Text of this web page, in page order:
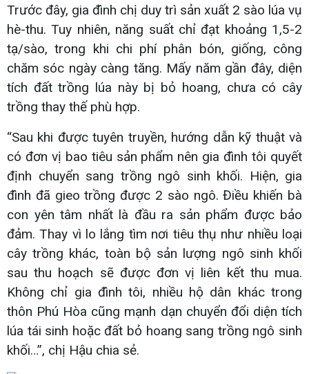
Trước đây, gia đình chị duy trì sản xuất 2 sào lúa vụ
hè-thu. Tuy nhiên, năng suất chỉ đạt khoảng 1,5-2
tạ/sào, trong khi chi phí phân bón, giống, công
chăm sóc ngày càng tăng. Mấy năm gần đây, diện
tích đất trồng lúa này bị bỏ hoang, chưa có cây
trồng thay thế phù hợp.
“Sau khi được tuyên truyền, hướng dẫn kỹ thuật và
có đơn vị bao tiêu sản phẩm nên gia đình tôi quyết
định chuyển sang trồng ngô sinh khối. Hiện, gia
đình đã gieo trồng được 2 sào ngô. Điều khiến bà
con yên tâm nhất là đầu ra sản phẩm được bảo
đảm. Thay vì lo lắng tìm nơi tiêu thụ như nhiều loại
cây trồng khác, toàn bộ sản lượng ngô sinh khối
sau thu hoạch sẽ được đơn vị liên kết thu mua.
Không chỉ gia đình tôi, nhiều hộ dân khác trong
thôn Phú Hòa cũng mạnh dạn chuyển đổi diện tích
lúa tái sinh hoặc đất bỏ hoang sang trồng ngô sinh
khối…”, chị Hậu chia sẻ.